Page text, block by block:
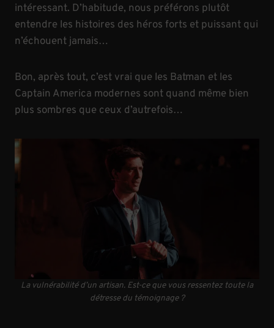
intéressant. D’habitude, nous préférons plutôt
entendre les histoires des héros forts et puissant qui
n’échouent jamais…
Bon, après tout, c’est vrai que les Batman et les
Captain America modernes sont quand même bien
plus sombres que ceux d’autrefois…
La vulnérabilité d’un artisan. Est-ce que vous ressentez toute la
détresse du témoignage ?